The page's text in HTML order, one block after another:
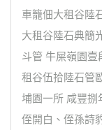
車籠佃大租谷陸
大租谷陸石典簡
斗管 牛屎嶺園壹
租谷伍拾陸石管
埔園一所 咸豐捌
侄開白、侄孫詩